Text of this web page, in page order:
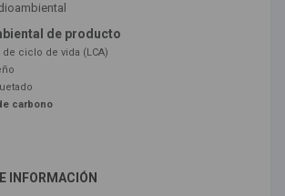
de producto
de ciclo de vida (LCA)
carbono
INFORMACIÓN